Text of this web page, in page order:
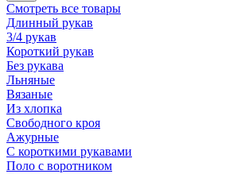
Смотреть все товары
Длинный рукав
3/4 рукав
Короткий рукав
Без рукава
Льняные
Вязаные
Из хлопка
Свободного кроя
Ажурные
С короткими рукавами
Поло с воротником